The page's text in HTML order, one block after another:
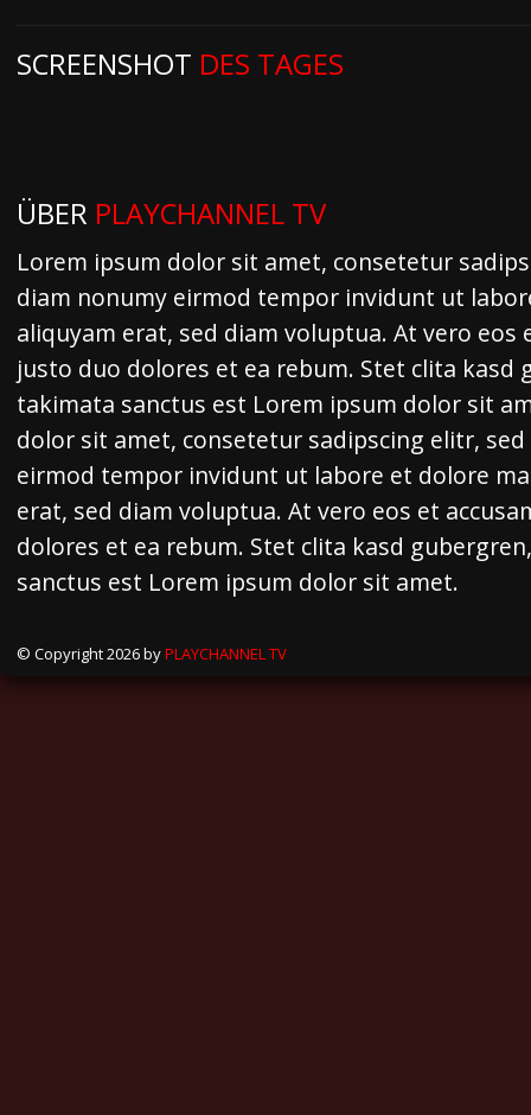
SCREENSHOT DES TAGES
ÜBER PLAYCHANNEL TV
Lorem ipsum dolor sit amet, consetetur
diam nonumy eirmod tempor invidunt ut
aliquyam erat, sed diam voluptua. At vero eos
justo duo dolores et ea rebum. Stet clita kasd
takimata sanctus est Lorem ipsum dolor sit
dolor sit amet, consetetur sadipscing elitr,
eirmod tempor invidunt ut labore et dolore
erat, sed diam voluptua. At vero eos et
dolores et ea rebum. Stet clita kasd
sanctus est Lorem ipsum dolor sit amet.
© Copyright 2026 byPLAYCHANNEL TV